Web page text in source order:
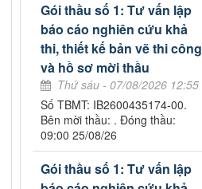
Gói thầu số 1: Tư vấn lập
báo cáo nghiên cứu khả
thi, thiết kế bản vẽ thi công
và hồ sơ mời thầu
Thứ sáu - 07/08/2026 12:55
Số TBMT: IB2600435174-00.
Bên mời thầu: . Đóng thầu:
09:00 25/08/26
Gói thầu số 1: Tư vấn lập